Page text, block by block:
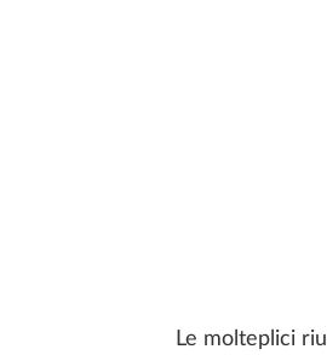
Le molteplici